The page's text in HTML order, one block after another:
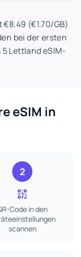
(€1.70/GB)
bei der ersten
Lettland eSIM-
eSIM in
2
Code in den
scannen